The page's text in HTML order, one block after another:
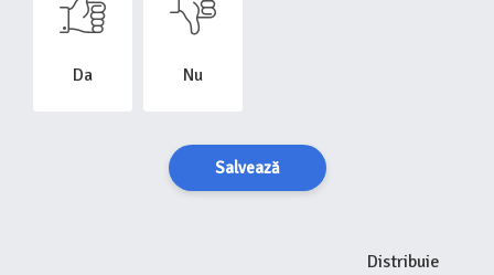
Da Nu
Salvează
Distribuie